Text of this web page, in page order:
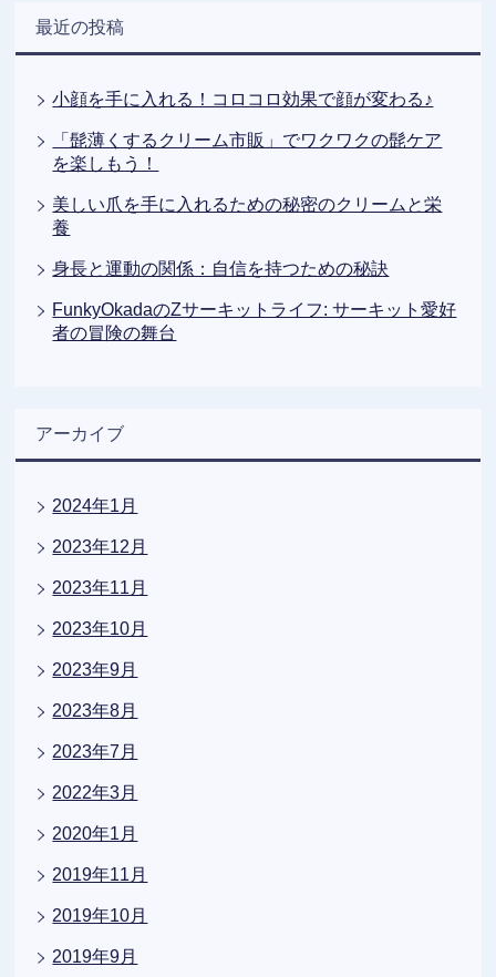
最近の投稿
小顔を手に入れる！コロコロ効果で顔が変わる♪
「髭薄くするクリーム市販」でワクワクの髭ケア
を楽しもう！
美しい爪を手に入れるための秘密のクリームと栄
養
身長と運動の関係：自信を持つための秘訣
FunkyOkadaのZサーキットライフ: サーキット愛好
者の冒険の舞台
アーカイブ
2024年1月
2023年12月
2023年11月
2023年10月
2023年9月
2023年8月
2023年7月
2022年3月
2020年1月
2019年11月
2019年10月
2019年9月